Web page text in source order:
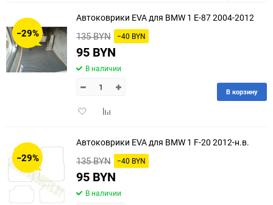
30
150
−29%
Автоковрики EVA для BMW 1 E-87 2004-2012
135 BYN −40 BYN
95 BYN
В наличии
ДобавитьДобавить
В корзину
−29%
Автоковрики EVA для BMW 1 F-20 2012-н.в.
135 BYN −40 BYN
95 BYN
В наличии